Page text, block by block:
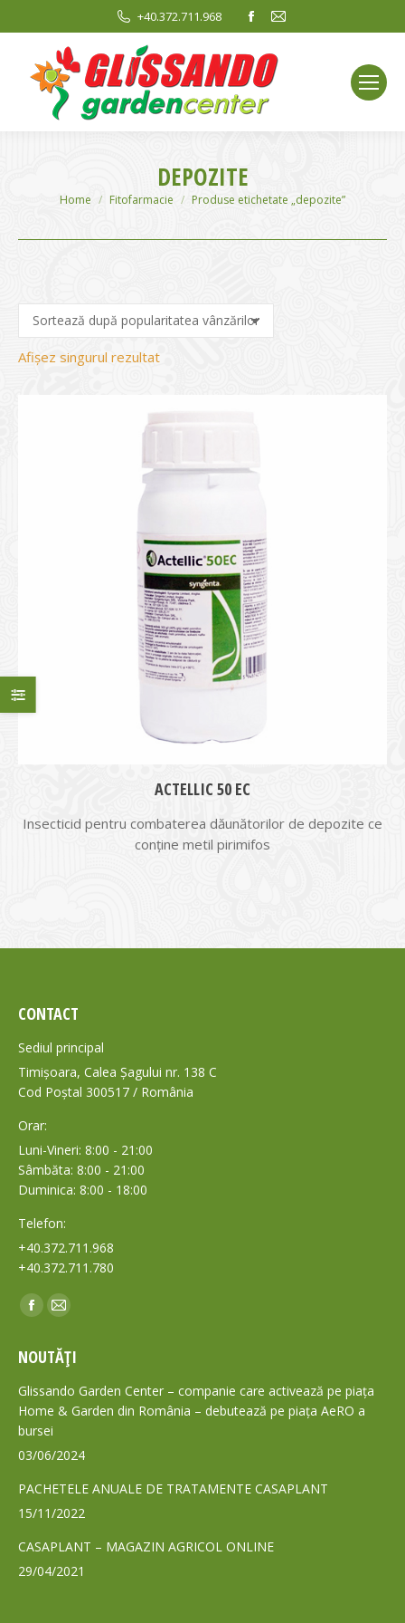
+40.372.711.968
Facebook
opens
in
new
window
Mail
window
DEPOZITE
You are here:
Home Fitofarmacie Produse etichetate „depozite”
Afișez singurul rezultat
ACTELLIC 50 EC
Insecticid pentru combaterea dăunătorilor de depozite ce
conține metil pirimifos
CONTACT
Sediul principal
Timișoara, Calea Șagului nr. 138 C
Cod Poștal 300517 / România
Orar:
Luni-Vineri: 8:00 - 21:00
Sâmbăta: 8:00 - 21:00
Duminica: 8:00 - 18:00
Telefon:
+40.372.711.968
+40.372.711.780
Find us on:
Facebook
opens
in
new
window
Mail
opens
in
new
NOUTĂȚI
Glissando Garden Center – companie care activează pe piața
Home & Garden din România – debutează pe piața AeRO a
bursei
03/06/2024
PACHETELE ANUALE DE TRATAMENTE CASAPLANT
15/11/2022
CASAPLANT – MAGAZIN AGRICOL ONLINE
29/04/2021